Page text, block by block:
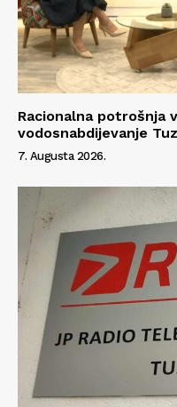
Racionalna potrošnja
vodosnabdijevanje
7. Augusta 2026.